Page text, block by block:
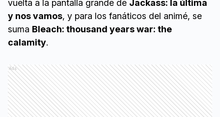
vuelta a la pantalla grande de Jackass: la última
y nos vamos, y para los fanáticos del animé, se
suma Bleach: thousand years war: the
calamity.
Ads